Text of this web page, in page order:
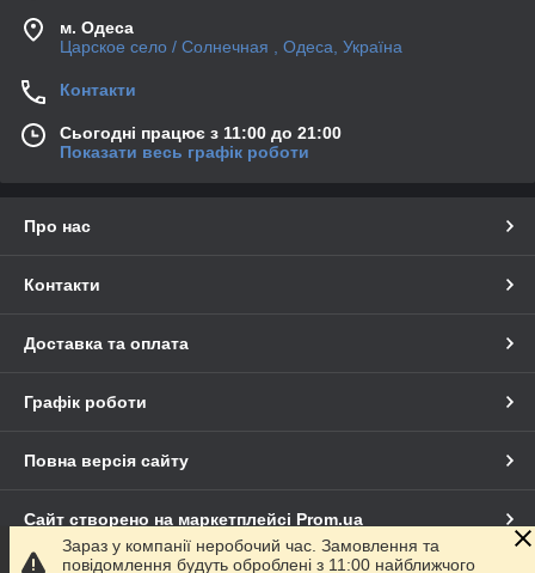
м. Одеса
Царское село / Солнечная , Одеса, Україна
Контакти
Сьогодні працює з 11:00 до 21:00
Показати весь графік роботи
Про нас
Контакти
Доставка та оплата
Графік роботи
Повна версія сайту
Сайт створено на маркетплейсі Prom.ua
Зараз у компанії неробочий час. Замовлення та
повідомлення будуть оброблені з 11:00 найближчого